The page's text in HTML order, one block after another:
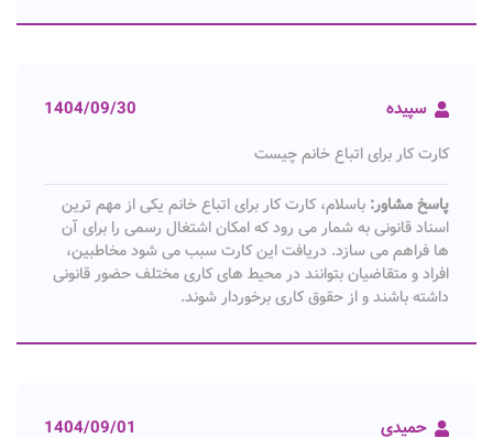
سپیده 1404/09/30
کارت کار برای اتباع خانم چیست
پاسخ مشاور: باسلام، کارت کار برای اتباع خانم یکی از مهم ترین
اسناد قانونی به شمار می رود که امکان اشتغال رسمی را برای آن
ها فراهم می سازد. دریافت این کارت سبب می شود مخاطبین،
افراد و متقاضیان بتوانند در محیط های کاری مختلف حضور قانونی
داشته باشند و از حقوق کاری برخوردار شوند.
حمیدی 1404/09/01